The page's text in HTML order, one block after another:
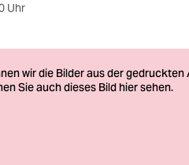
Uhr